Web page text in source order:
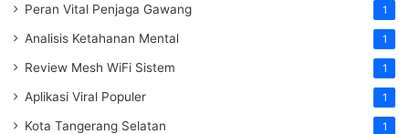
Peran Vital Penjaga Gawang 1
Analisis Ketahanan Mental 1
Review Mesh WiFi Sistem 1
Aplikasi Viral Populer 1
Kota Tangerang Selatan 1